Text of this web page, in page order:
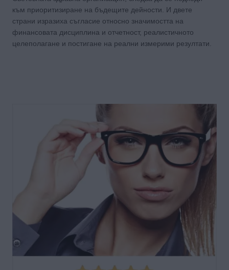
към приоритизиране на бъдещите дейности. И двете
страни изразиха съгласие относно значимостта на
финансовата дисциплина и отчетност, реалистичното
целеполагане и постигане на реални измерими резултати.